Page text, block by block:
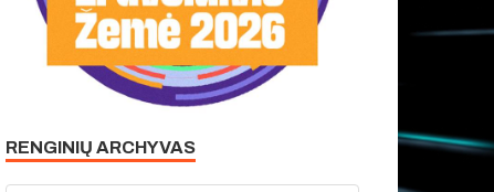
RENGINIŲ ARCHYVAS